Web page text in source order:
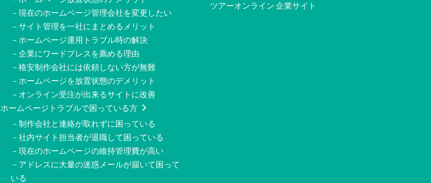
－現在のホームページ管理会社を変更したい
－サイト管理を一社にまとめるメリット
－ホームページ運用トラブル時の解決
－企業にワードプレスを薦める理由
－格安制作会社には依頼しない方が無難
－ホームページを放置状態のデメリット
－オンライン受注が出来るサイトに改善
ホームページトラブルで困っている方
－制作会社と連絡が取れずに困っている
－社内サイト担当者が退職して困っている
－現在のホームページの維持管理費が高い
－アドレスに大量の迷惑メールが届いて困って
いる
ツアーオンライン 企業サイト